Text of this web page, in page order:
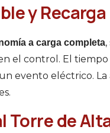
y Recarga
a carga completa
el control. El
evento eléctrico.
Torre de